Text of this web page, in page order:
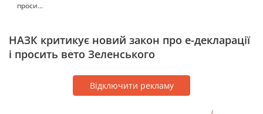
проси...
НАЗК критикує новий закон про е-декларації
і просить вето Зеленського
Відключити рекламу